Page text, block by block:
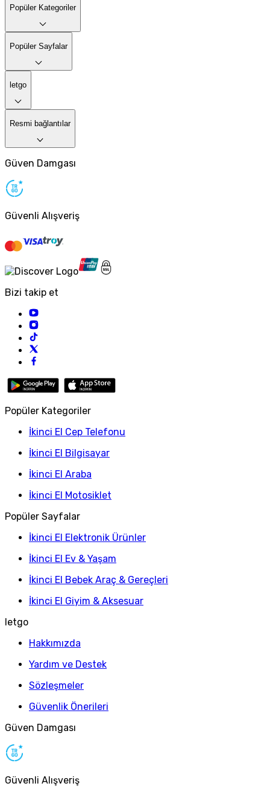
Popüler Kategoriler
Popüler Sayfalar
letgo
Resmi bağlantılar
Güven Damgası
Güvenli Alışveriş
Bizi takip et
Popüler Kategoriler
İkinci El Cep Telefonu
İkinci El Bilgisayar
İkinci El Araba
İkinci El Motosiklet
Popüler Sayfalar
İkinci El Elektronik Ürünler
İkinci El Ev & Yaşam
İkinci El Bebek Araç & Gereçleri
İkinci El Giyim & Aksesuar
letgo
Hakkımızda
Yardım ve Destek
Sözleşmeler
Güvenlik Önerileri
Güven Damgası
Güvenli Alışveriş